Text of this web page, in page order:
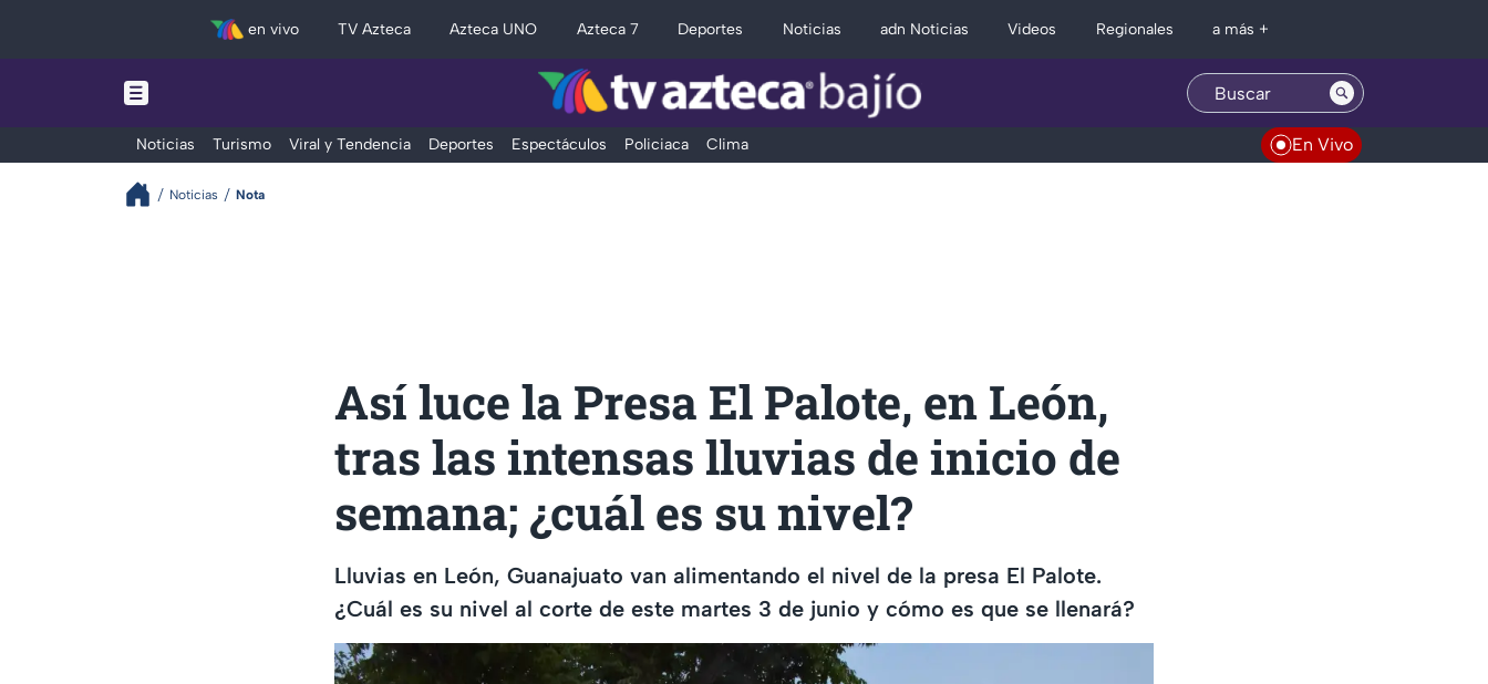
en vivo TV Azteca Azteca UNO Azteca 7 Deportes Noticias adn Noticias Videos Regionales a más +
Noticias Turismo Viral y Tendencia Deportes Espectáculos Policiaca Clima En Vivo
Noticias Nota
Así luce la Presa El Palote, en León,
tras las intensas lluvias de inicio de
semana; ¿cuál es su nivel?
Lluvias en León, Guanajuato van alimentando el nivel de la presa El Palote.
¿Cuál es su nivel al corte de este martes 3 de junio y cómo es que se llenará?